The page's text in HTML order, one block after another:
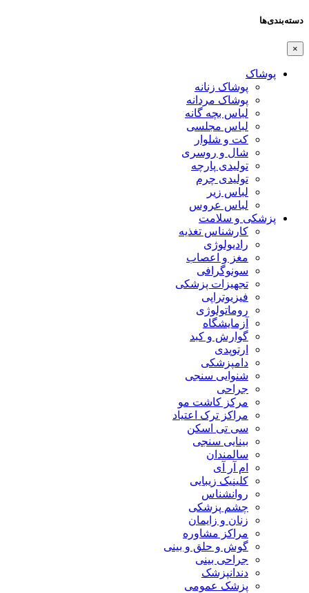
دسته‌بندی‌ها
×
پوشاک
پوشاک زنانه
پوشاک مردانه
لباس بچه گانه
لباس مجلسی
کت و شلوار
شال و روسری
تولیدی پارچه
تولیدی چرم
لباس زیر
لباس عروس
پزشکی و سلامت
کارشناس تغذیه
رادیولوژی
مغز و اعصاب
سونوگرافی
تجهیزات پزشکی
فیزیوتراپی
روماتولوژی
آزمایشگاه
گوارش و کبد
ارتوپدی
دامپزشکی
شنوایی سنجی
جراحی
مرکز کاشت مو
مراکز ترک اعتیاد
سی تی اسکن
بینایی سنجی
سالمندان
ام آر آی
کلینیک زیبایی
روانشناس
چشم پزشکی
زنان و زایمان
مراکز مشاوره
گوش و حلق و بینی
جراحی بینی
دندانپزشک
پزشک عمومی